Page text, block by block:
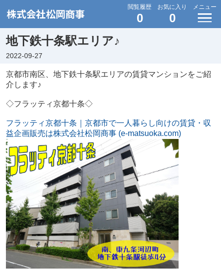
閲覧履歴
0
お気に入り
0
メニュー
地下鉄十条駅エリア♪
2022-09-27
京都市南区、地下鉄十条駅エリアの賃貸マンションをご紹
介します♪
◇フラッティ京都十条◇
フラッティ京都十条｜京都市で一人暮らし向けの賃貸・収
益企画販売は株式会社松岡商事 (e-matsuoka.com)